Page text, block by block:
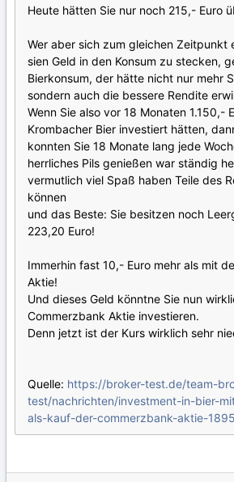
Heute hätten Sie nur noch 215,- Euro
Wer aber sich zum gleichen Zeitpunkt
sien Geld in den Konsum zu stecken,
Bierkonsum, der hätte nicht nur mehr
sondern auch die bessere Rendite
Wenn Sie also vor 18 Monaten 1.150,-
Krombacher Bier investiert hätten,
konnten Sie 18 Monate lang jede
herrliches Pils genießen war ständig
vermutlich viel Spaß haben Teile des
können
und das Beste: Sie besitzen noch
223,20 Euro!
Immerhin fast 10,- Euro mehr als mit
Aktie!
Und dieses Geld könntne Sie nun
Commerzbank Aktie investieren.
Denn jetzt ist der Kurs wirklich sehr
Quelle: https://broker-test.de/team-
test/nachrichten/investment-in-bier-
als-kauf-der-commerzbank-aktie-